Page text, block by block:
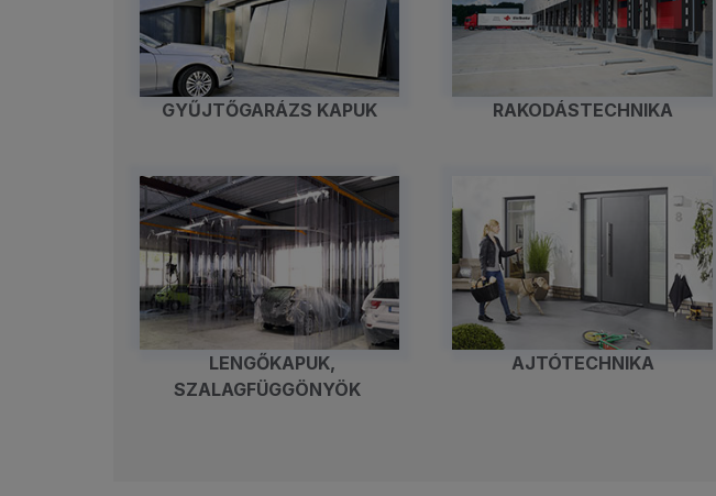
GYŰJTŐGARÁZS KAPUK RAKODÁSTECHNIKA
LENGŐKAPUK,
SZALAGFÜGGÖNYÖK
AJTÓTECHNIKA